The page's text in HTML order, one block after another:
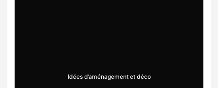
Idées d’aménagement et déco